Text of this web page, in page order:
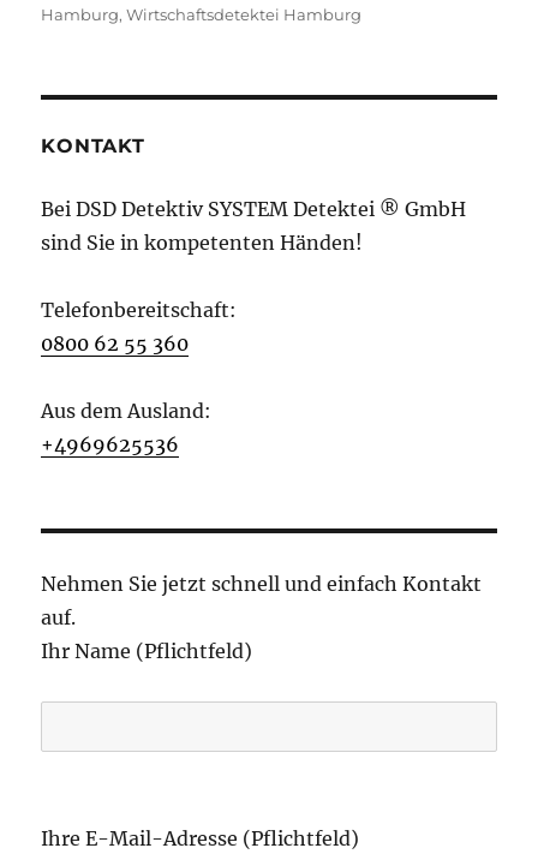
Hamburg,Wirtschaftsdetektei Hamburg
KONTAKT
Bei DSD Detektiv SYSTEM Detektei ® GmbH
sind Sie in kompetenten Händen!
Telefonbereitschaft:
0800 62 55 360
Aus dem Ausland:
+4969625536
Nehmen Sie jetzt schnell und einfach Kontakt
auf.
Ihr Name (Pflichtfeld)
i
Ihre E-Mail-Adresse (Pflichtfeld)